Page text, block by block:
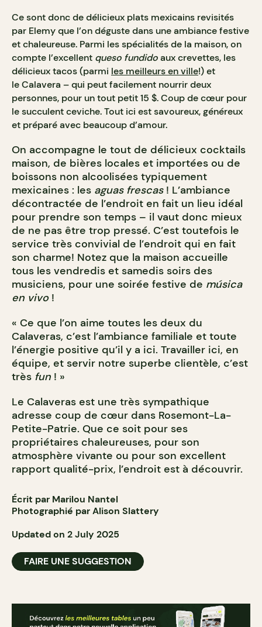
Ce sont donc de délicieux plats mexicains revisités
par Elemy que l’on déguste dans une ambiance festive
et chaleureuse. Parmi les spécialités de la maison, on
compte l’excellent queso fundidoaux crevettes, les
délicieux tacos (parmi les meilleurs en ville!) et
leCalavera – qui peut facilement nourrir deux
personnes, pour un tout petit 15 $. Coup de cœur pour
le succulent ceviche. Tout ici est savoureux, généreux
et préparé avec beaucoup d’amour.
On accompagne le tout de délicieux cocktails
maison, de bières locales et importées ou de
boissons non alcoolisées typiquement
mexicaines : les aguas frescas ! L’ambiance
décontractée de l’endroit en fait un lieu idéal
pour prendre son temps – il vaut donc mieux
de ne pas être trop pressé. C’est toutefois le
service très convivial de l’endroit qui en fait
son charme! Notez que la maison accueille
tous les vendredis et samedis soirs des
musiciens, pour une soirée festive de música
en vivo !
« Ce que l’on aime toutes les deux du
Calaveras, c’est l’ambiance familiale et toute
l’énergie positive qu’il y a ici. Travailler ici, en
équipe, et servir notre superbe clientèle, c’est
très fun ! »
Le Calaveras est une très sympathique
adresse coup de cœur dans Rosemont-La-
Petite-Patrie. Que ce soit pour ses
propriétaires chaleureuses, pour son
atmosphère vivante ou pour son excellent
rapport qualité-prix, l’endroit est à découvrir.
Écrit par Marilou Nantel
Photographié par Alison Slattery
Updated on 2 July 2025
FAIRE UNE SUGGESTION